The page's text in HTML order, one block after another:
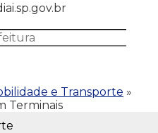
e Transporte »
Terminais